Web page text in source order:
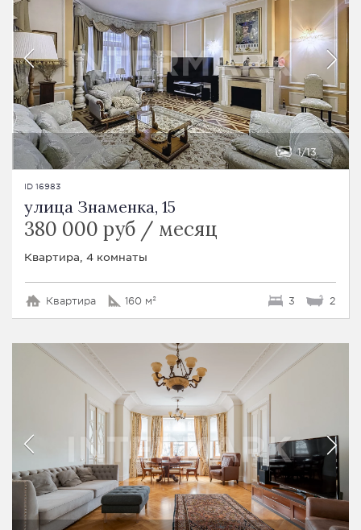
1 13
ID 16983
улица Знаменка, 15
380 000 руб / месяц
Квартира, 4 комнаты
Квартира 160 м² 3 2